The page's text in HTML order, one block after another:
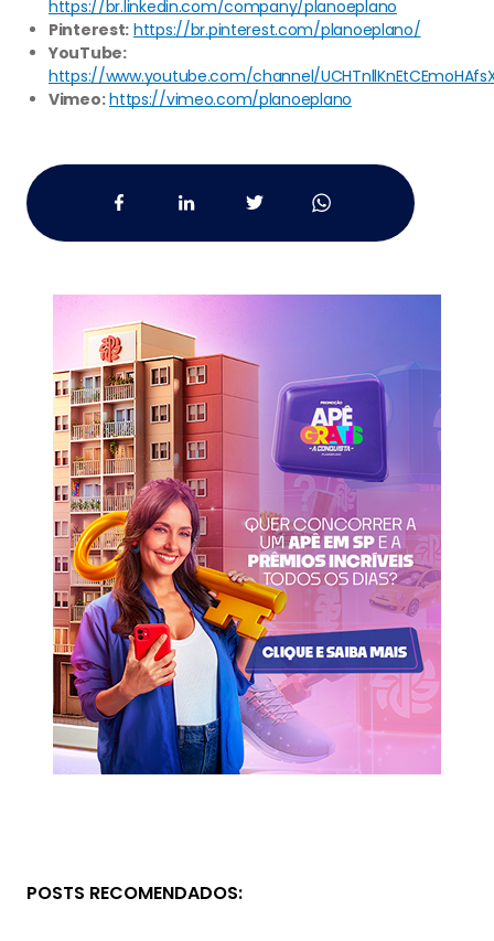
https://br.linkedin.com/company/planoeplano
Pinterest: https://br.pinterest.com/planoeplano/
YouTube:
https://www.youtube.com/channel/
Vimeo:https://vimeo.com/planoeplano
POSTS RECOMENDADOS: